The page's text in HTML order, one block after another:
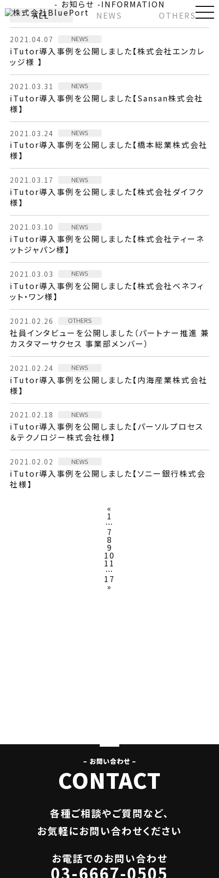
- お知らせ -INFORMATION
ALL
NEWS OTHERS
2021.04.07 NEWS
iTutor導入事例を公開しました【株式会社エンカレ
ッジ様 】
2021.03.31 NEWS
iTutor導入事例を公開しました【Sansan株式会社
様】
2021.03.24 NEWS
iTutor導入事例を公開しました【橋本総業株式会社
様】
2021.03.17 NEWS
iTutor導入事例を公開しました【株式会社ダイフク
様】
2021.03.10 NEWS
iTutor導入事例を公開しました【株式会社ティーネ
ットジャパン様】
2021.03.03 NEWS
iTutor導入事例を公開しました【株式会社ベネフィ
ット・ワン様】
2021.02.26 OTHERS
社員インタビューを公開しました（パートナー推進 兼
カスタマーサクセス 事業部メンバー）
2021.02.24 NEWS
iTutor導入事例を公開しました【内海産業株式会社
様】
2021.02.18 NEWS
iTutor導入事例を公開しました【パーソルプロセス
＆テクノロジー株式会社様】
2021.02.02 NEWS
iTutor導入事例を公開しました【ソニー銀行株式会
社様】
«
1
…
7
8
9
10
11
…
17
»
– お問い合わせ –
CONTACT
各種ご相談やご質問など、
お気軽にお問い合わせください
お電話でのお問い合わせ
03-6667-0505